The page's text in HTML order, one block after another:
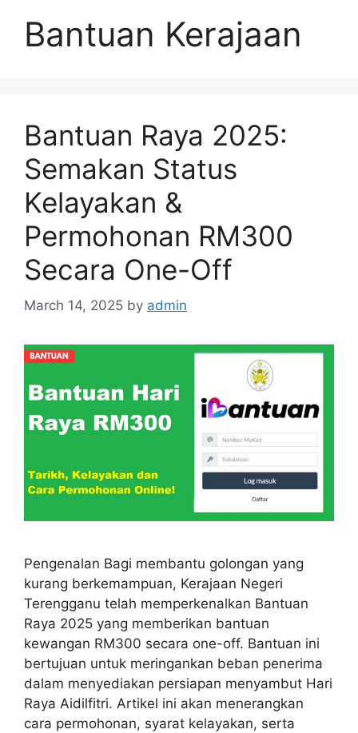
Bantuan Kerajaan
Bantuan Raya 2025:
Semakan Status
Kelayakan &
Permohonan RM300
Secara One-Off
March 14, 2025 by admin
Pengenalan Bagi membantu golongan yang
kurang berkemampuan, Kerajaan Negeri
Terengganu telah memperkenalkan Bantuan
Raya 2025 yang memberikan bantuan
kewangan RM300 secara one-off. Bantuan ini
bertujuan untuk meringankan beban penerima
dalam menyediakan persiapan menyambut Hari
Raya Aidilfitri. Artikel ini akan menerangkan
cara permohonan, syarat kelayakan, serta